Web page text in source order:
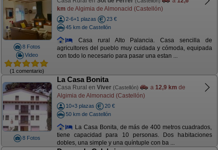
8 Fotos
Video
(1 comentario)
km de Algimia de Almonacid (Castellón)
2-6+1 plazas
23 €
45 km de Castellón
Casa rural Alto Palancia. Casa sencilla de
agricultores del pueblo muy cuidada y cómoda, equipada
con todo lo necesario para pasar una estan ...
8 Fotos
La Casa Bonita
Casa Rural en Viver (Castellón) a 12,9 km de
Algimia de Almonacid (Castellón)
10+3 plazas
20 €
50 km de Castellón
La Casa Bonita, de más de 400 metros cuadrados,
tiene capacidad para 10 personas. Dos habitaciones
dobles, una simple y una quíntuple con ba ...